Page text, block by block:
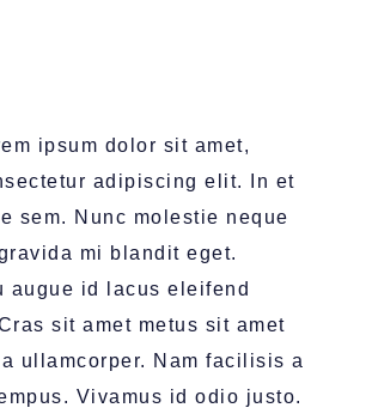
ipsum dolor sit amet,
adipiscing elit. In et
sem. Nunc molestie neque
mi blandit eget.
augue id lacus eleifend
sit amet metus sit amet
ullamcorper. Nam facilisis a
Vivamus id odio justo.